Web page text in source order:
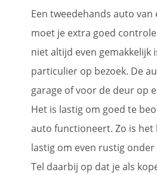
Een tweedehands auto
moet je extra goed
niet altijd even gemakkelijk
particulier op bezoek. De
garage of voor de deur op
Het is lastig om goed te
auto functioneert. Zo is het
lastig om even rustig
Tel daarbij op dat je als